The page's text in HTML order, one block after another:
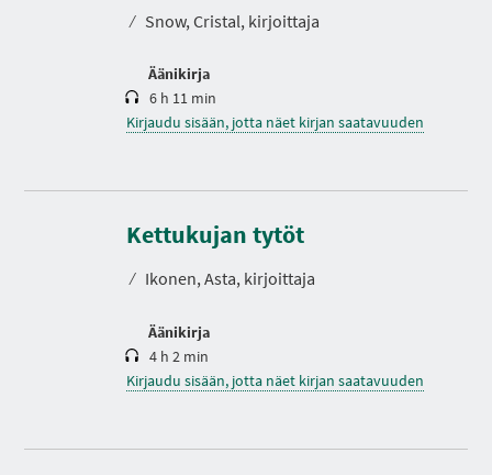
⁄ Snow, Cristal, kirjoittaja
Äänikirja
6 h 11 min
Kirjaudu sisään, jotta näet kirjan saatavuuden
Kettukujan tytöt
⁄ Ikonen, Asta, kirjoittaja
Äänikirja
K
s
t
4 h 2 min
Kirjaudu sisään, jotta näet kirjan saatavuuden
K